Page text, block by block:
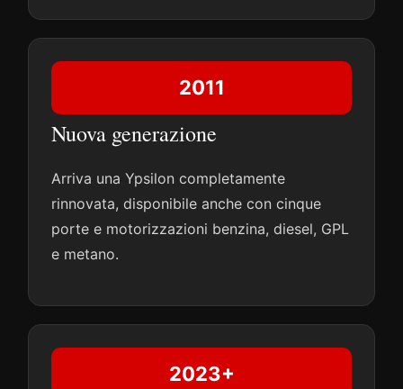
2011
Nuova generazione
Arriva una Ypsilon completamente
rinnovata, disponibile anche con cinque
porte e motorizzazioni benzina, diesel, GPL
e metano.
2023+